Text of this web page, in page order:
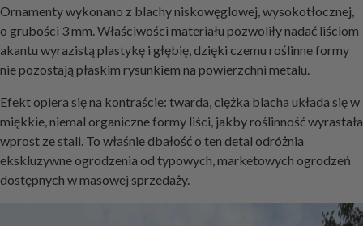
Ornamenty wykonano z blachy niskowęglowej, wysokotłocznej,
o grubości 3 mm. Właściwości materiału pozwoliły nadać liściom
akantu wyrazistą plastykę i głębię, dzięki czemu roślinne formy
nie pozostają płaskim rysunkiem na powierzchni metalu.
Efekt opiera się na kontraście: twarda, ciężka blacha układa się w
miękkie, niemal organiczne formy liści, jakby roślinność wyrastała
wprost ze stali. To właśnie dbałość o ten detal odróżnia
ekskluzywne ogrodzenia od typowych, marketowych ogrodzeń
dostępnych w masowej sprzedaży.